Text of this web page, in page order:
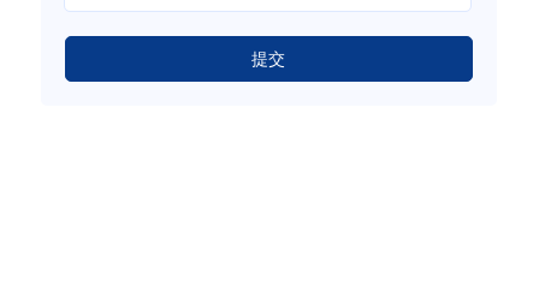
提交